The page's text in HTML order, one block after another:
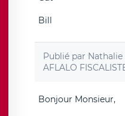
Bill
Publié par Nathalie
AFLALO
Bonjour Monsieur,